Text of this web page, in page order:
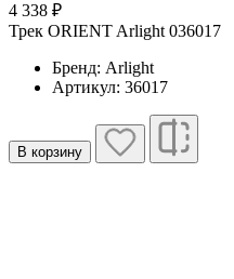
4 338 ₽
Трек ORIENT Arlight 036017
Бренд: Arlight
Артикул: 36017
В корзину